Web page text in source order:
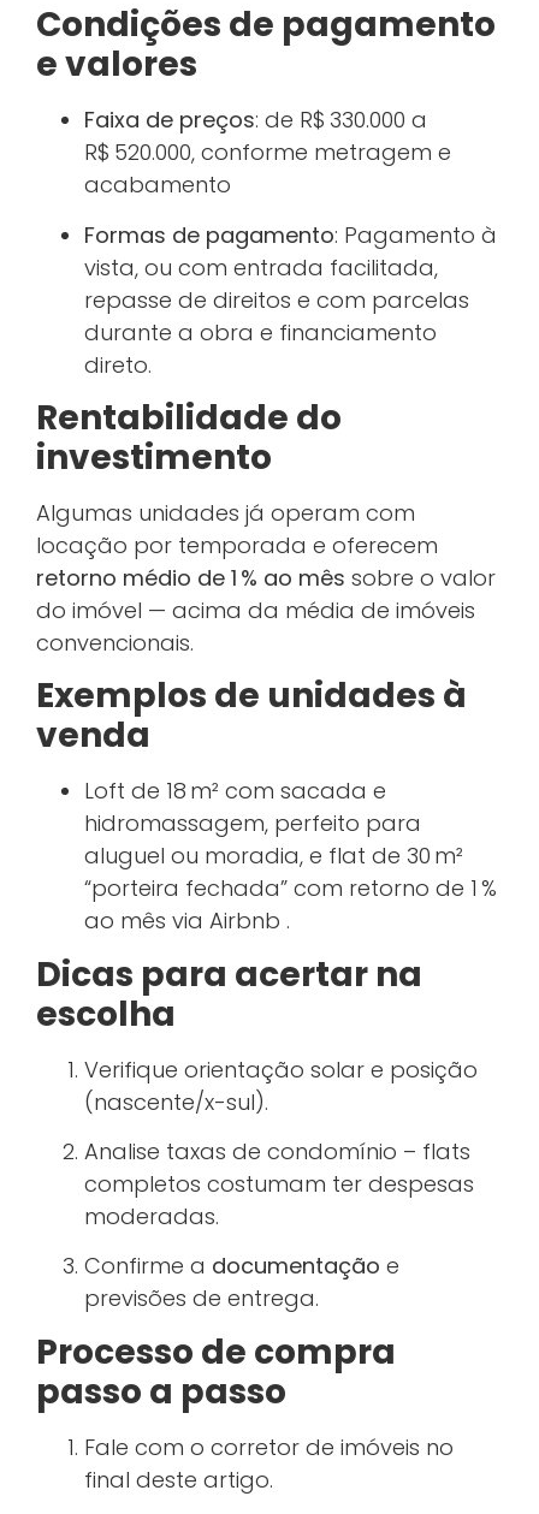
Condições de pagamento
e valores
Faixa de preços: de R$ 330.000 a
R$ 520.000, conforme metragem e
acabamento
Formas de pagamento: Pagamento à
vista, ou com entrada facilitada,
repasse de direitos e com parcelas
durante a obra e financiamento
direto.
Rentabilidade do
investimento
Algumas unidades já operam com
locação por temporada e oferecem
retorno médio de 1 % ao mês sobre o valor
do imóvel — acima da média de imóveis
convencionais.
Exemplos de unidades à
venda
Loft de 18 m² com sacada e
hidromassagem, perfeito para
aluguel ou moradia, e flat de 30 m²
“porteira fechada” com retorno de 1 %
ao mês via Airbnb .
Dicas para acertar na
escolha
Verifique orientação solar e posição
(nascente/x-sul).
Analise taxas de condomínio – flats
completos costumam ter despesas
moderadas.
Confirme a documentação e
previsões de entrega.
Processo de compra
passo a passo
Fale com o corretor de imóveis no
final deste artigo.